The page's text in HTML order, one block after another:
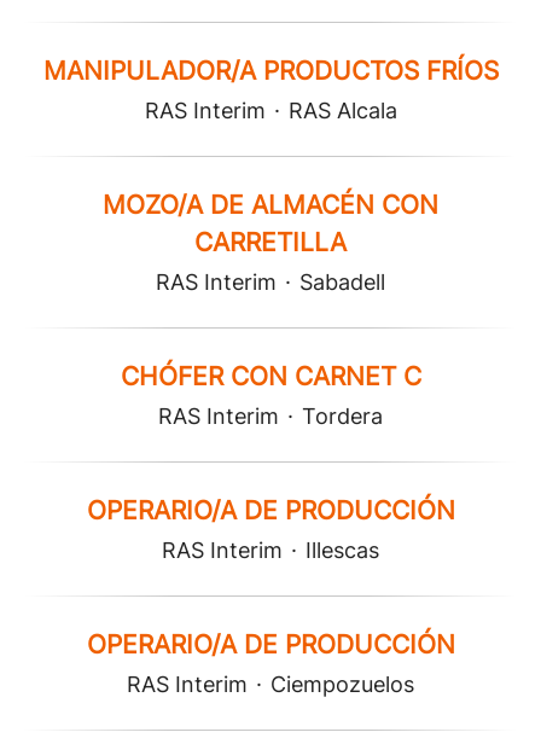
MANIPULADOR/A PRODUCTOS FRÍOS
RAS Interim · RAS Alcala
MOZO/A DE ALMACÉN CON
CARRETILLA
RAS Interim · Sabadell
CHÓFER CON CARNET C
RAS Interim · Tordera
OPERARIO/A DE PRODUCCIÓN
RAS Interim · Illescas
OPERARIO/A DE PRODUCCIÓN
RAS Interim · Ciempozuelos